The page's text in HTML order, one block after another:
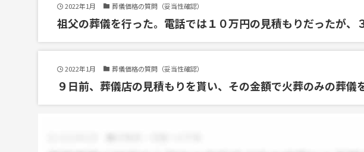
2022年1月 葬儀価格の質問（妥当性確認）
祖父の葬儀を行った。電話では１０万円の見積もりだったが、
2022年1月 葬儀価格の質問（妥当性確認）
９日前、葬儀店の見積もりを貰い、その金額で火葬のみの葬儀